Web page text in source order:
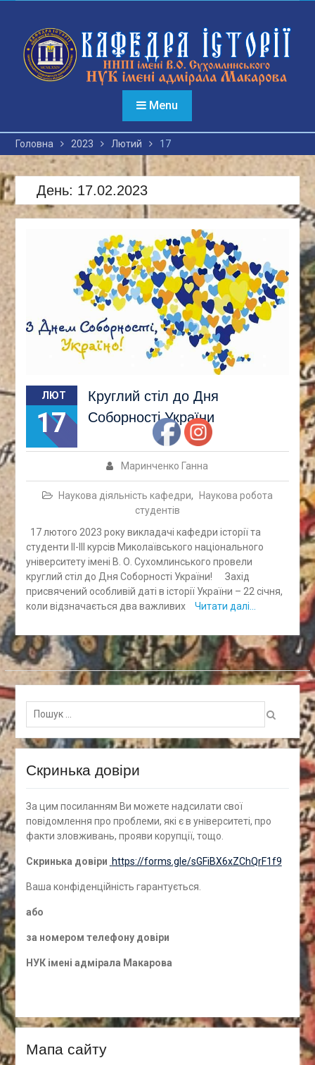
вмісту
Menu
Головна 2023 Лютий 17
День: 17.02.2023
ЛЮТ
17
Круглий стіл до Дня
Соборності України
Маринченко Ганна
Наукова діяльність кафедри,
Наукова робота
студентів
17 лютого 2023 року викладачі кафедри історії та
студенти ІІ-ІІІ курсів Миколаївського національного
університету імені В. О. Сухомлинського провели
круглий стіл до Дня Соборності України! Захід
присвячений особливій даті в історії України – 22 січня,
коли відзначається два важливих
Читати далі…
Пошук
для:
Скринька довіри
За цим посиланням Ви можете надсилати свої
повідомлення про проблеми, які є в університеті, про
факти зловживань, прояви корупції, тощо.
Скринька довіри https://forms.gle/sGFiBX6xZChQrF1f9
Ваша конфіденційність гарантується.
або
за номером телефону довіри
НУК імені адмірала Макарова
Мапа сайту